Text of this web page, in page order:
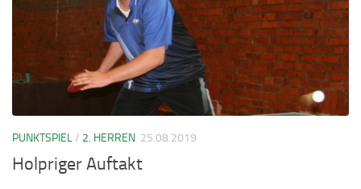
PUNKTSPIEL/ 2. HERREN 25.08.2019
Holpriger Auftakt